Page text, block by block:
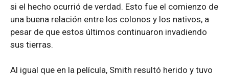
si el hecho ocurrió de verdad. Esto fue el comienzo de
una buena relación entre los colonos y los nativos, a
pesar de que estos últimos continuaron invadiendo
sus tierras.
Al igual que en la película, Smith resultó herido y tuvo